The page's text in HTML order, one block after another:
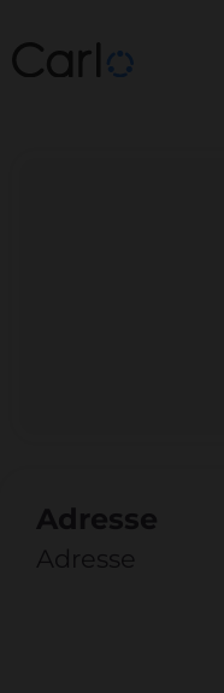
Adresse
Adresse